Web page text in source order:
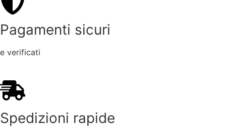
Pagamenti sicuri
e verificati
Spedizioni rapide